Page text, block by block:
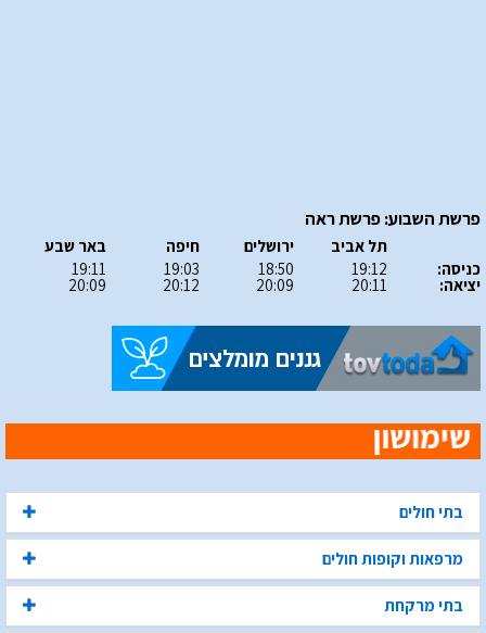
פרשת השבוע: פרשת ראה
כניסה:
יציאה:
תל אביב
19:12
20:11
ירושלים
18:50
20:09
חיפה
19:03
20:12
באר שבע
19:11
20:09
בתי חולים
מרפאות וקופות חולים
בתי מרקחת